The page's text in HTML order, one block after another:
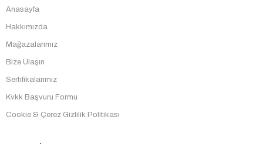
Anasayfa
Hakkımızda
Mağazalarımız
Bize Ulaşın
Sertifikalarımız
Kvkk Başvuru Formu
Cookie & Çerez Gizlilik Politikası